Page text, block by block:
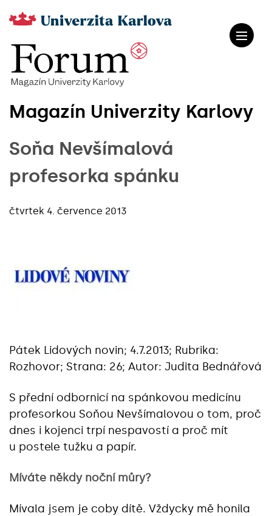
Magazín Univerzity Karlovy
Soňa Nevšímalová
profesorka spánku
čtvrtek 4. července 2013
Pátek Lidových novin; 4.7.2013; Rubrika:
Rozhovor; Strana: 26; Autor: Judita Bednářová
S přední odbornicí na spánkovou medicínu
profesorkou Soňou Nevšímalovou o tom, proč
dnes i kojenci trpí nespavostí a proč mít
u postele tužku a papír.
Míváte někdy noční můry?
Mívala jsem je coby dítě. Vždycky mě honila